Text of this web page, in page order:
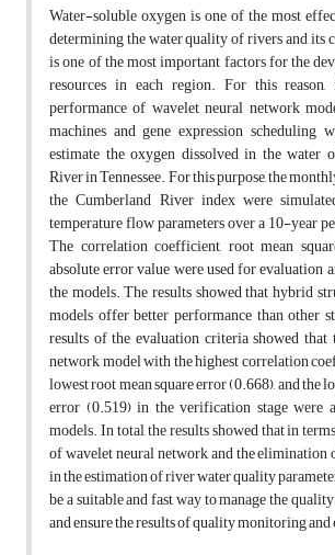
Water-soluble oxygen is one of the most
determining the water quality of rivers and its
is one of the most important factors for the
resources in each region. For this
performance of wavelet neural network
machines and gene expression scheduling
estimate the oxygen dissolved in the water
River in Tennessee. For this purpose, the
the Cumberland River index were
temperature flow parameters over a 10-year
The correlation coefficient, root mean
absolute error value were used for evaluation
the models. The results showed that hybrid
models offer better performance than other
results of the evaluation criteria showed that
network model with the highest correlation
lowest root mean square error (0.668), and the
error (0.519) in the verification stage were
models. In total, the results showed that in
of wavelet neural network and the elimination
in the estimation of river water quality
be a suitable and fast way to manage the
and ensure the results of quality monitoring